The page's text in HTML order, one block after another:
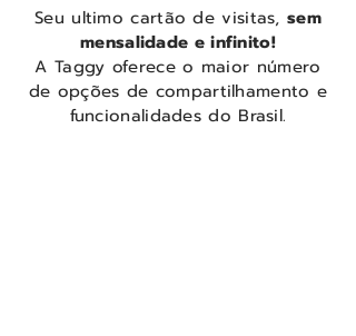
Seu ultimo cartão de visitas,sem
mensalidade e infinito!
A Taggy oferece o maior número
de opções de compartilhamento e
funcionalidades do Brasil.